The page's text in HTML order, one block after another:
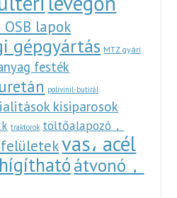
OSB lapok
gépgyártás MTZ gyári
festék
polivinil-butirál
kisiparosok
traktorok töltőalapozó，
vas، acél
átvonó，